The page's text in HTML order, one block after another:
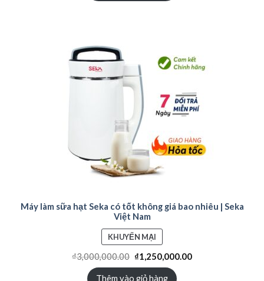
Máy làm sữa hạt Seka có tốt không giá bao nhiêu | Seka
Việt Nam
KHUYẾN MẠI
PHẨM
ĐANG
GIẢM
₫3,000,000.00 ₫1,250,000.00
Thêm vào giỏ hàng